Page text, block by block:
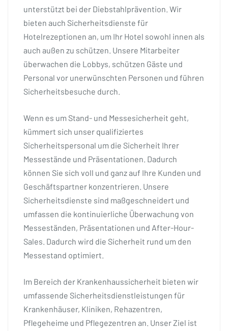
unterstützt bei der Diebstahlprävention. Wir
bieten auch Sicherheitsdienste für
Hotelrezeptionen an, um Ihr Hotel sowohl innen als
auch außen zu schützen. Unsere Mitarbeiter
überwachen die Lobbys, schützen Gäste und
Personal vor unerwünschten Personen und führen
Sicherheitsbesuche durch.
Wenn es um Stand- und Messesicherheit geht,
kümmert sich unser qualifiziertes
Sicherheitspersonal um die Sicherheit Ihrer
Messestände und Präsentationen. Dadurch
können Sie sich voll und ganz auf Ihre Kunden und
Geschäftspartner konzentrieren. Unsere
Sicherheitsdienste sind maßgeschneidert und
umfassen die kontinuierliche Überwachung von
Messeständen, Präsentationen und After-Hour-
Sales. Dadurch wird die Sicherheit rund um den
Messestand optimiert.
Im Bereich der Krankenhaussicherheit bieten wir
umfassende Sicherheitsdienstleistungen für
Krankenhäuser, Kliniken, Rehazentren,
Pflegeheime und Pflegezentren an. Unser Ziel ist